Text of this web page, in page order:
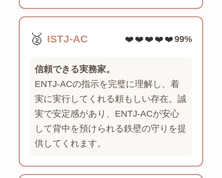
🥈 ISTJ-AC ❤️❤️❤️❤️❤️99%
信頼できる実務家。
ENTJ-ACの指示を完璧に理解し、着
実に実行してくれる頼もしい存在。誠
実で安定感があり、ENTJ-ACが安心
して背中を預けられる鉄壁の守りを提
供してくれます。